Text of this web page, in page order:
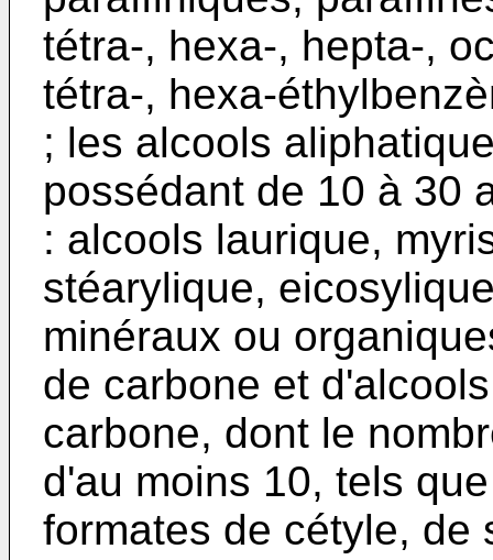
tétra-, hexa-, hepta-,
tétra-, hexa-
; les alcools
possédant de 10 à 30
: alcools laurique,
stéarylique,
minéraux ou
de carbone et
carbone, dont le
d'au moins 10, tels
formates de cétyle, de